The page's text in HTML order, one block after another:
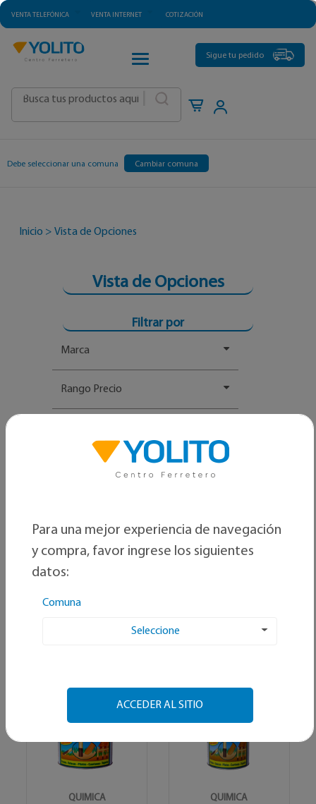
VENTA TELEFÓNICA VENTA INTERNET COTIZACIÓN
CATEGORÍAS
Sigue tu pedido
Debe seleccionar una comuna Cambiar comuna
Inicio > Vista de Opciones
Vista de Opciones
Filtrar por
Marca
Rango Precio
QUIMICA
QUIMICA
Para una mejor experiencia de navegación
y compra, favor ingrese los siguientes
datos:
Comuna
Seleccione
ACCEDER AL SITIO